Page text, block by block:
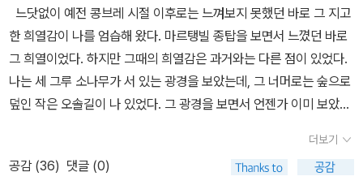
적 연구가 초월적 분석학에서 우리를 충분히 확신시켰는데, 그런 명
제들은 결코 가능한 경험 이상의 어떤 것으로 이끌 수 없다.(p855)
<순수 이성 비판 2> 中 칸트는 순수 이성의 이율배반에서 '자유의
원인성'에 대한 여지를 남기면서 이성에 자유를 부여하고, 인간에게
자율성을 부여하면서 기존의 기독교 질서에서 벗어난 계몽주의(啓
蒙主義 enlightenment)로 가는 길을 열게 된다. 아리스토텔레스
(Aristoteles, BC 385 ~ BC 323)의 원인론에 기반한 스콜라(sch
대표적 작품들은 읽어보고픈 생각이 있으나 실제 매우 어려운 책들이
란 첫 페이지만 보고 책장을 덮지 않을까 심히 걱정이 되네요ㅋㅋㅋb
y caspi
한 희열감이 나를 엄습해 왔다. 마르탱빌 종탑을 보면서 느꼈던 바로
그 희열이었다. 하지만 그때의 희열감은 과거와는 다른 점이 있었다.
나는 세 그루 소나무가 서 있는 광경을 보았는데, 그 너머로는 숲으로
덮인 작은 오솔길이 나 있었다. 그 광경을 보면서 언젠가 이미 보았던
어디서 보았을까 하고 아무리 생각해 봐도 해답을 얻을 수 없었지만,
언젠가 틀림없이 본 광경이란 느낌에는 의심의 여지가 없었다. 저 소
더보기
공감 (36) 댓글 (0)